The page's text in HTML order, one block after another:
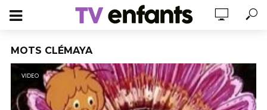
MOTS CLÉMAYA
VIDEO